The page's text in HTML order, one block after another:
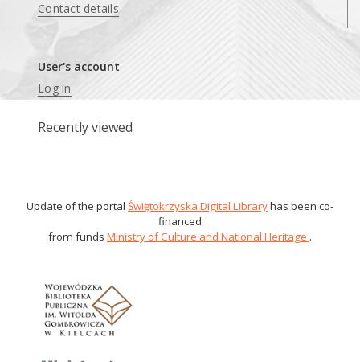
Contact details
User's account
Log in
Recently viewed
Update of the portal Świętokrzyska Digital Libraryhas been co-
financed
from funds Ministry of Culture and National Heritage .